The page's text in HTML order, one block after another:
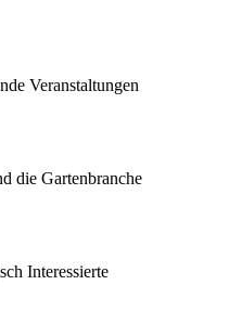
Veranstaltungen
die Gartenbranche
Interessierte